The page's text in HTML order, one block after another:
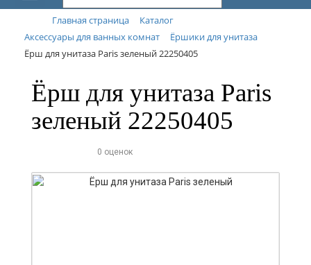
Главная страница
Каталог
Аксессуары для ванных комнат
Ёршики для унитаза
Ёрш для унитаза Paris зеленый 22250405
Ёрш для унитаза Paris
зеленый 22250405
0 оценок